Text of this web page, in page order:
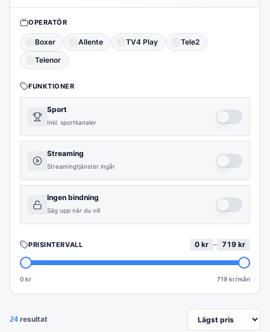
OPERATÖR
Boxer Allente TV4 Play
Tele2
Telenor
FUNKTIONER
Sport
Inkl. sportkanaler
Streaming
Streamingtjänster ingår
Ingen bindning
Säg upp när du vill
PRISINTERVALL 0 kr – 719 kr
0 kr 719 kr/mån
24 resultat